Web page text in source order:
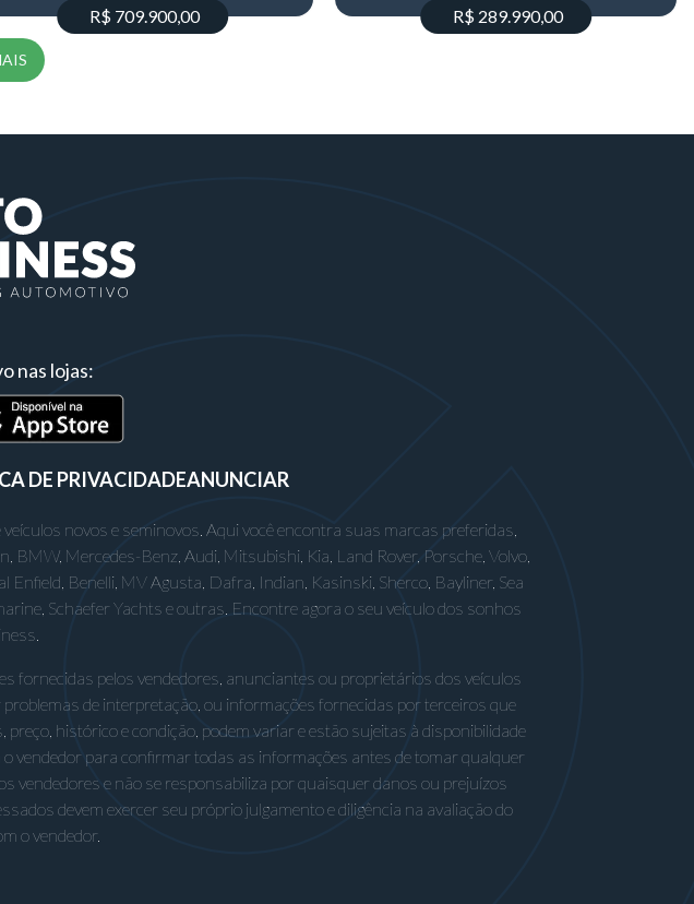
R$ 709.900,00 R$ 289.990,00
nas lojas:
DE PRIVACIDADEANUNCIAR
novos e seminovos. Aqui você encontra suas marcas preferidas,
Mercedes-Benz, Audi, Mitsubishi, Kia, Land Rover, Porsche, Volvo,
Benelli, MV Agusta, Dafra, Indian, Kasinski, Sherco, Bayliner, Sea
Schaefer Yachts e outras. Encontre agora o seu veículo dos sonhos
fornecidas pelos vendedores, anunciantes ou proprietários dos veículos
de interpretação, ou informações fornecidas por terceiros que
histórico e condição, podem variar e estão sujeitas à disponibilidade
vendedor para confirmar todas as informações antes de tomar qualquer
vendedores e não se responsabiliza por quaisquer danos ou prejuízos
devem exercer seu próprio julgamento e diligência na avaliação do
o vendedor.